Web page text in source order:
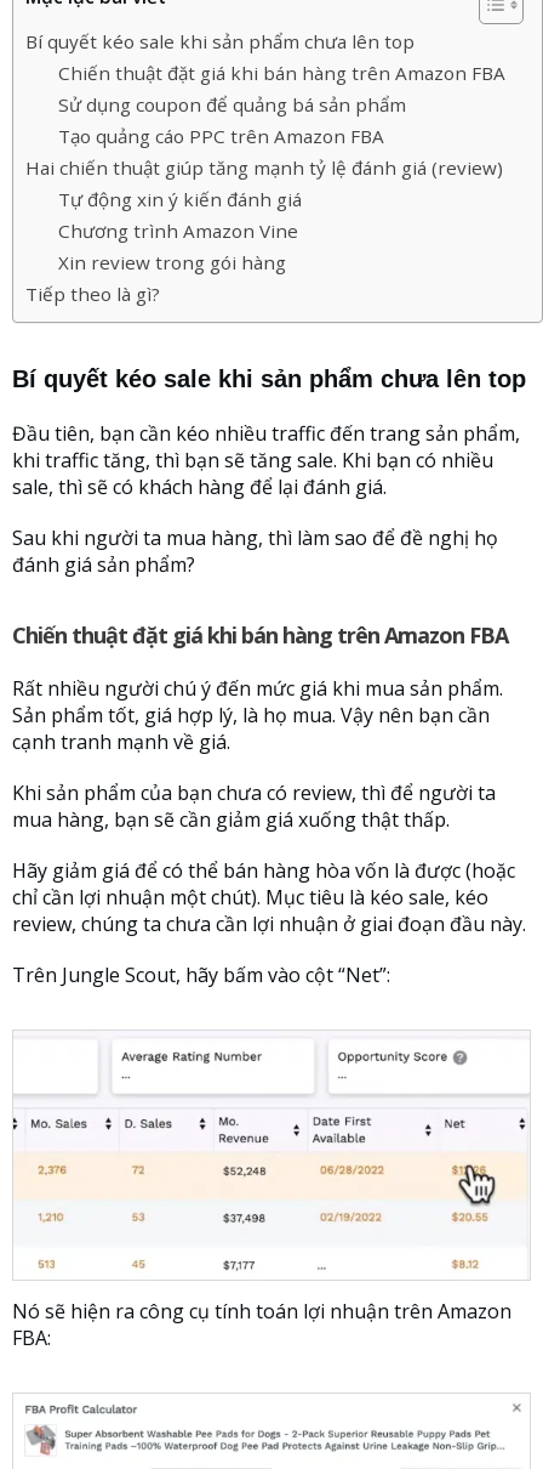
Bí quyết kéo sale khi sản phẩm chưa lên top
Chiến thuật đặt giá khi bán hàng trên Amazon FBA
Sử dụng coupon để quảng bá sản phẩm
Tạo quảng cáo PPC trên Amazon FBA
Hai chiến thuật giúp tăng mạnh tỷ lệ đánh giá (review)
Tự động xin ý kiến đánh giá
Chương trình Amazon Vine
Xin review trong gói hàng
Tiếp theo là gì?
Bí quyết kéo sale khi sản phẩm chưa lên top
Đầu tiên, bạn cần kéo nhiều traffic đến trang sản phẩm,
khi traffic tăng, thì bạn sẽ tăng sale. Khi bạn có nhiều
sale, thì sẽ có khách hàng để lại đánh giá.
Sau khi người ta mua hàng, thì làm sao để đề nghị họ
đánh giá sản phẩm?
Chiến thuật đặt giá khi bán hàng trên Amazon FBA
Rất nhiều người chú ý đến mức giá khi mua sản phẩm.
Sản phẩm tốt, giá hợp lý, là họ mua. Vậy nên bạn cần
cạnh tranh mạnh về giá.
Khi sản phẩm của bạn chưa có review, thì để người ta
mua hàng, bạn sẽ cần giảm giá xuống thật thấp.
Hãy giảm giá để có thể bán hàng hòa vốn là được (hoặc
chỉ cần lợi nhuận một chút). Mục tiêu là kéo sale, kéo
review, chúng ta chưa cần lợi nhuận ở giai đoạn đầu này.
Trên Jungle Scout, hãy bấm vào cột “Net”:
Nó sẽ hiện ra công cụ tính toán lợi nhuận trên Amazon
FBA: